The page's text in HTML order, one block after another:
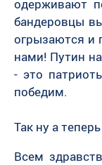
одерживают
бандеровцы
огрызаются и
нами! Путин
- это
победим.
Так ну а
Всем